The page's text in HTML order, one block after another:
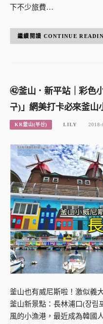
下不少旅費…
CONTINUE
㊷釜山．新平站｜彩色
구)」網美打卡必來釜山
KR釜山(부산) LILY 2018-
釜山也有威尼斯啦！激似義
釜山新景點：長林浦口(장림
風的小漁港，最近成為韓國